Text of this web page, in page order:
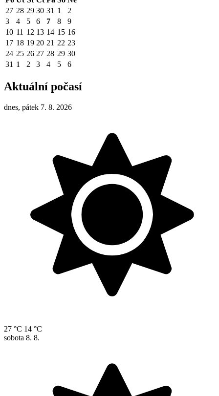
27 28 29 30 31 1
2
3
4 5 6 7 8
9
10 11 12 13 14 15 16
17 18 19 20 21 22 23
24 25 26 27 28 29 30
31 1 2 3 4 5 6
Aktuální počasí
dnes, pátek 7. 8. 2026
27 °C 14 °C
sobota 8. 8.